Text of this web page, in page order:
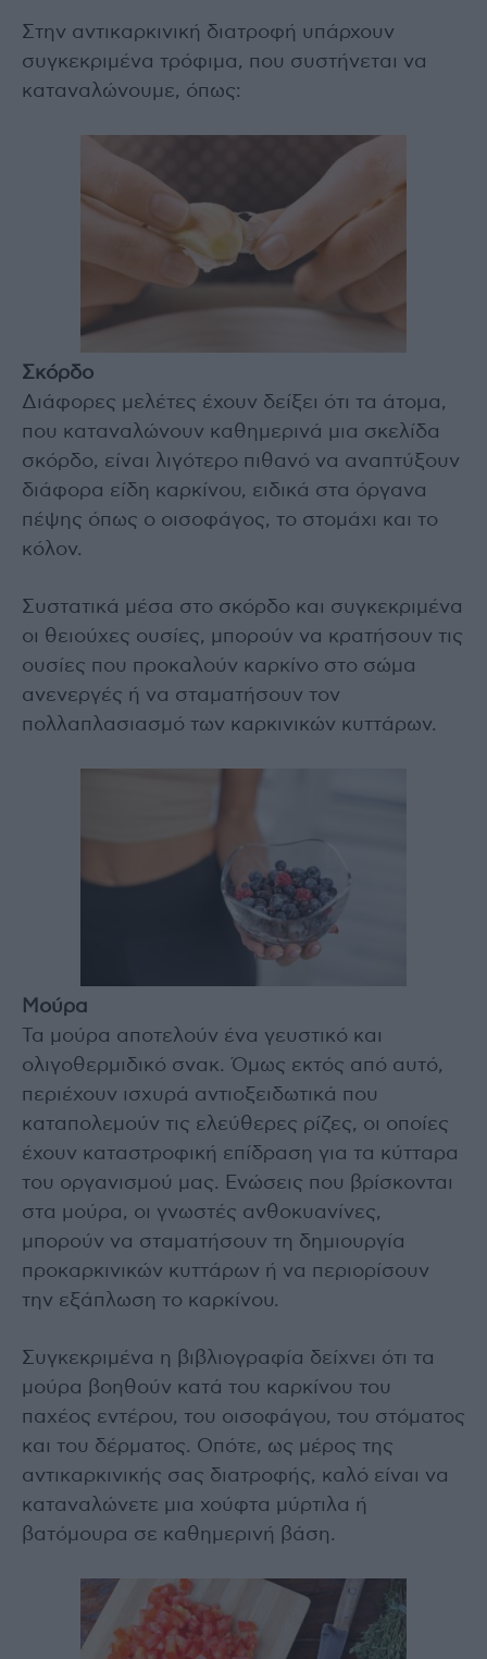
Στην αντικαρκινική διατροφή υπάρχουν
συγκεκριμένα τρόφιμα, που συστήνεται να
καταναλώνουμε, όπως:
Σκόρδο
Διάφορες μελέτες έχουν δείξει ότι τα άτομα,
που καταναλώνουν καθημερινά μια σκελίδα
σκόρδο, είναι λιγότερο πιθανό να αναπτύξουν
διάφορα είδη καρκίνου, ειδικά στα όργανα
πέψης όπως ο οισοφάγος, το στομάχι και το
κόλον.
Συστατικά μέσα στο σκόρδο και συγκεκριμένα
οι θειούχες ουσίες, μπορούν να κρατήσουν τις
ουσίες που προκαλούν καρκίνο στο σώμα
ανενεργές ή να σταματήσουν τον
πολλαπλασιασμό των καρκινικών κυττάρων.
Μούρα
Τα μούρα αποτελούν ένα γευστικό και
ολιγοθερμιδικό σνακ. Όμως εκτός από αυτό,
περιέχουν ισχυρά αντιοξειδωτικά που
καταπολεμούν τις ελεύθερες ρίζες, οι οποίες
έχουν καταστροφική επίδραση για τα κύτταρα
του οργανισμού μας. Ενώσεις που βρίσκονται
στα μούρα, οι γνωστές ανθοκυανίνες,
μπορούν να σταματήσουν τη δημιουργία
προκαρκινικών κυττάρων ή να περιορίσουν
την εξάπλωση το καρκίνου.
Συγκεκριμένα η βιβλιογραφία δείχνει ότι τα
μούρα βοηθούν κατά του καρκίνου του
παχέος εντέρου, του οισοφάγου, του στόματος
και του δέρματος. Οπότε, ως μέρος της
αντικαρκινικής σας διατροφής, καλό είναι να
καταναλώνετε μια χούφτα μύρτιλα ή
βατόμουρα σε καθημερινή βάση.